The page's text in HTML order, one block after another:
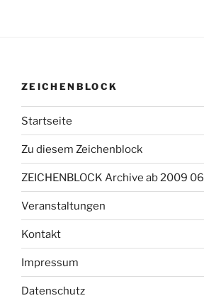
ZEICHENBLOCK
Startseite
Zu diesem Zeichenblock
ZEICHENBLOCK Archive ab 2009 06
Veranstaltungen
Kontakt
Impressum
Datenschutz